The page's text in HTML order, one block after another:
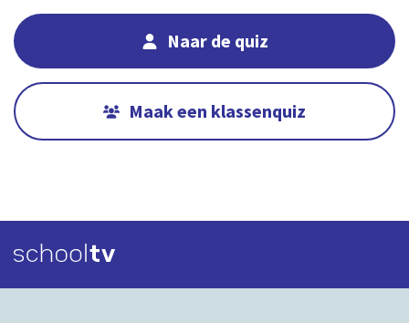
Naar de quiz
Maak een klassenquiz